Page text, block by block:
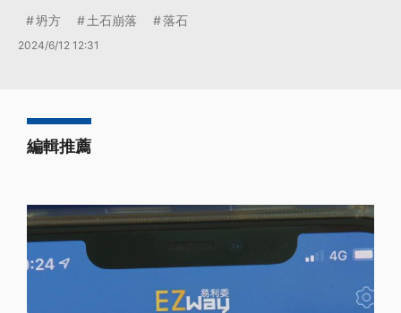
坍方 土石崩落 落石
2024/6/12 12:31
編輯推薦